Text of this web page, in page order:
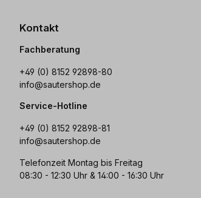
Kontakt
Fachberatung
+49 (0) 8152 92898-80
info@sautershop.de
Service-Hotline
+49 (0) 8152 92898-81
info@sautershop.de
Telefonzeit Montag bis Freitag
08:30 - 12:30 Uhr & 14:00 - 16:30 Uhr